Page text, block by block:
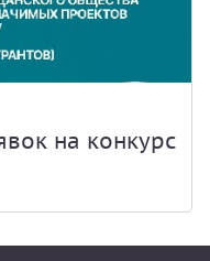
на конкурс